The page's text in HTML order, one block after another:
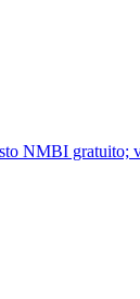
NMBI gratuito;